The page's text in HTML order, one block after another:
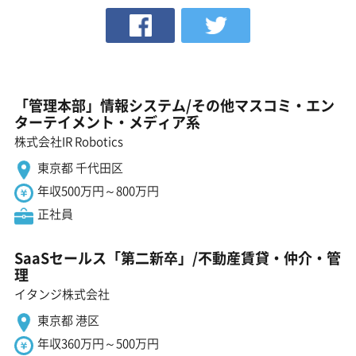
「管理本部」情報システム/その他マスコミ・エン
ターテイメント・メディア系
株式会社IR Robotics
東京都 千代田区
年収500万円～800万円
正社員
SaaSセールス「第二新卒」/不動産賃貸・仲介・管
理
イタンジ株式会社
東京都 港区
年収360万円～500万円